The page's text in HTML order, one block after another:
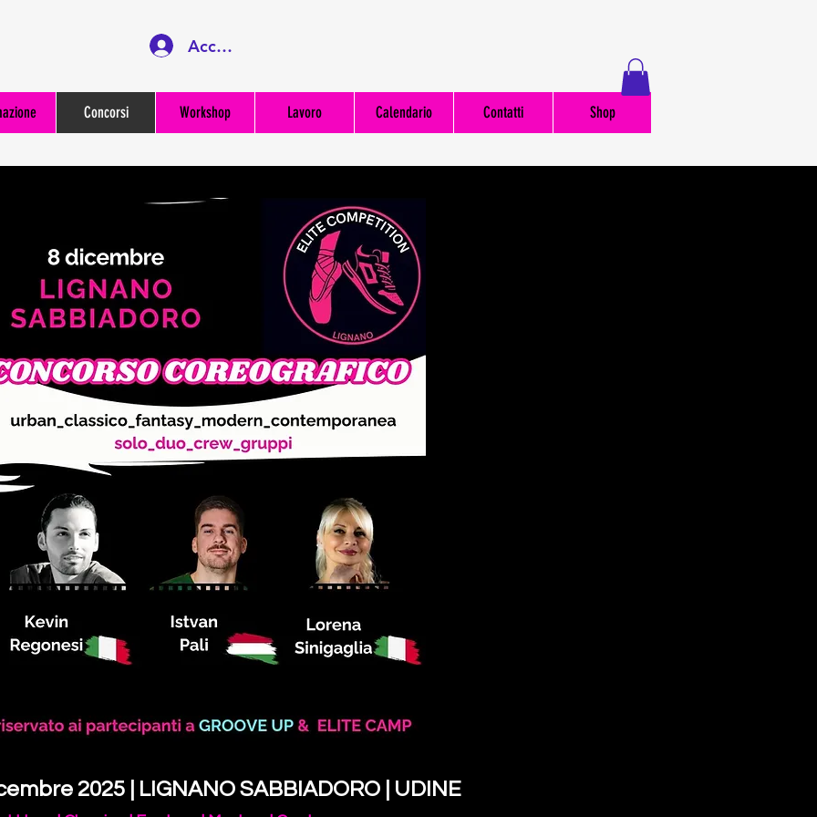
Accedi
Concorsi Workshop Lavoro Calendario Contatti Shop
2025 | LIGNANO SABBIADORO | UDINE